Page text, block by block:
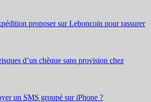
proposer sur Leboncoin pour rassurer
d’un chèque sans provision chez
un SMS groupé sur iPhone ?